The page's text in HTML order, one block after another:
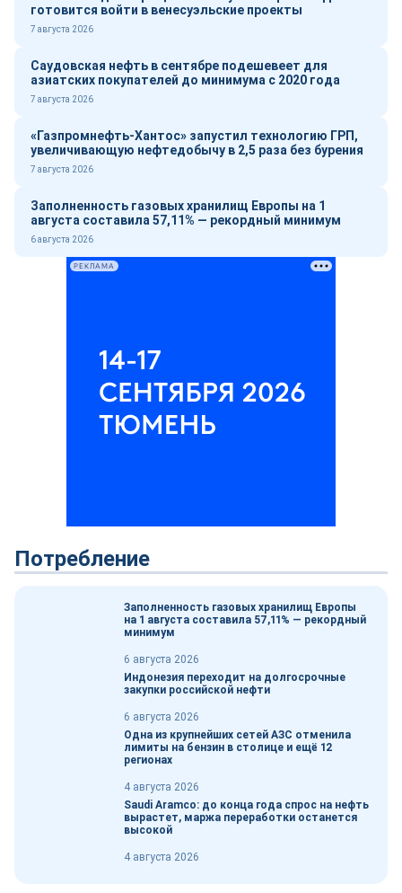
готовится войти в венесуэльские проекты
7 августа 2026
Саудовская нефть в сентябре подешевеет для
азиатских покупателей до минимума с 2020 года
7 августа 2026
«Газпромнефть-Хантос» запустил технологию ГРП,
увеличивающую нефтедобычу в 2,5 раза без бурения
7 августа 2026
Заполненность газовых хранилищ Европы на 1
августа составила 57,11% — рекордный минимум
6 августа 2026
РЕКЛАМА
Потребление
Заполненность газовых хранилищ Европы
на 1 августа составила 57,11% — рекордный
минимум
6 августа 2026
Индонезия переходит на долгосрочные
закупки российской нефти
6 августа 2026
Одна из крупнейших сетей АЗС отменила
лимиты на бензин в столице и ещё 12
регионах
4 августа 2026
Saudi Aramco: до конца года спрос на нефть
вырастет, маржа переработки останется
высокой
4 августа 2026